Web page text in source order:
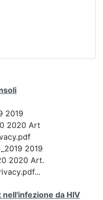
2019
2020 Art
2019
2020 Art.
nell'infezione da HIV